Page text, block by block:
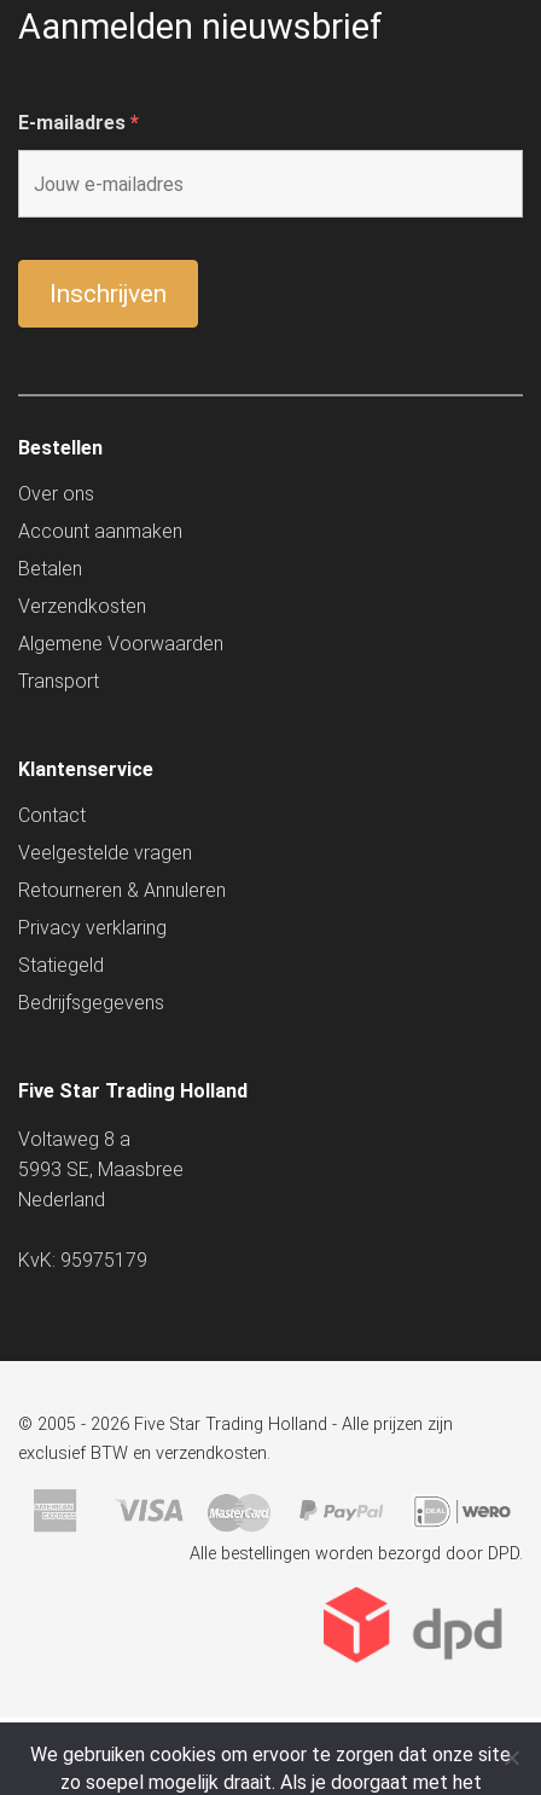
Aanmelden nieuwsbrief
E-mailadres *
Bestellen
Over ons
Account aanmaken
Betalen
Verzendkosten
Algemene Voorwaarden
Transport
Klantenservice
Contact
Veelgestelde vragen
Retourneren & Annuleren
Privacy verklaring
Statiegeld
Bedrijfsgegevens
Five Star Trading Holland
Voltaweg 8 a
5993 SE, Maasbree
Nederland
KvK: 95975179
© 2005 - 2026 Five Star Trading Holland - Alle prijzen zijn
exclusief BTW en verzendkosten.
Alle bestellingen worden bezorgd door DPD.
We gebruiken cookies om ervoor te zorgen dat onze site
zo soepel mogelijk draait. Als je doorgaat met het